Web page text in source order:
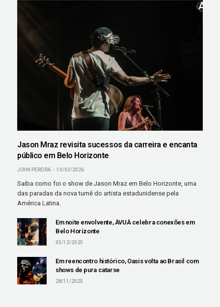
Jason Mraz revisita sucessos da carreira e encanta
público em Belo Horizonte
JOHN PEREIRA 10/03/2026
Saiba como foi o show de Jason Mraz em Belo Horizonte, uma
das paradas da nova turnê do artista estadunidense pela
América Latina.
Em noite envolvente, ÀVUÀ celebra conexões em
Belo Horizonte
05/12/2025
Em reencontro histórico, Oasis volta ao Brasil com
shows de pura catarse
28/11/2025